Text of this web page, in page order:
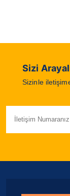
Sizi
Sizinle